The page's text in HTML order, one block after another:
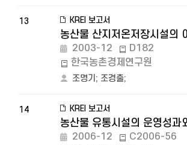
13 KREI 보고서
농산물 산지저온저장시설의
2003-12
D182
한국농촌경제연구원
조명기 ; 조경출;
14 KREI 보고서
농산물 유통시설의 운영성과
2006-12
C2006-56